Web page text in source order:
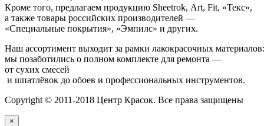
Кроме того, предлагаем продукцию Sheetrok, Art, Fit, «Текс»,
а также товары российских производителей —
«Специальные покрытия», «Эмпилс» и других.
Наш ассортимент выходит за рамки лакокрасочных
мы позаботились о полном комплекте для ремонта —
от сухих смесей
и шпатлёвок до обоев и профессиональных инструментов.
Copyright © 2011-2018 Центр Красок. Все права защищены
×